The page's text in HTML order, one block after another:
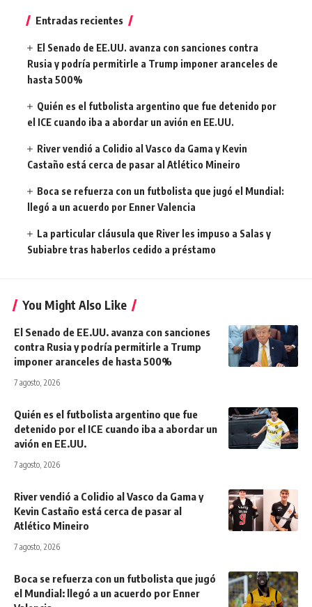
Entradas recientes
El Senado de EE.UU. avanza con sanciones contra
Rusia y podría permitirle a Trump imponer aranceles de
hasta 500%
Quién es el futbolista argentino que fue detenido por
el ICE cuando iba a abordar un avión en EE.UU.
River vendió a Colidio al Vasco da Gama y Kevin
Castaño está cerca de pasar al Atlético Mineiro
Boca se refuerza con un futbolista que jugó el Mundial:
llegó a un acuerdo por Enner Valencia
La particular cláusula que River les impuso a Salas y
Subiabre tras haberlos cedido a préstamo
You Might Also Like
El Senado de EE.UU. avanza con sanciones
contra Rusia y podría permitirle a Trump
imponer aranceles de hasta 500%
7 agosto, 2026
Quién es el futbolista argentino que fue
detenido por el ICE cuando iba a abordar un
avión en EE.UU.
7 agosto, 2026
River vendió a Colidio al Vasco da Gama y
Kevin Castaño está cerca de pasar al
Atlético Mineiro
7 agosto, 2026
Boca se refuerza con un futbolista que jugó
el Mundial: llegó a un acuerdo por Enner